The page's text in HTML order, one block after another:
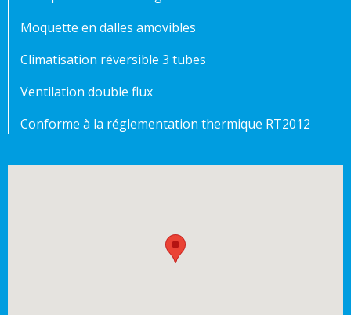
Moquette en dalles amovibles
Climatisation réversible 3 tubes
Ventilation double flux
Conforme à la réglementation thermique RT2012